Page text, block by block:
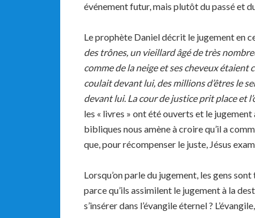
événement futur, mais plutôt du passé et
Le prophète Daniel décrit le jugement en
des trônes, un vieillardâgéde très
comme de la neige et ses cheveuxétaient
coulait devant lui, des millions d’êtres le
devant lui. La cour de justice prit place et
les « livres » ont été ouverts et le
bibliques nous amène à croire qu’il a
que, pour récompenser le juste, Jésus
Lorsqu’on parle du jugement, les gens
parce qu’ils assimilent le jugement à la
s’insérer dans l’évangile éternel ?